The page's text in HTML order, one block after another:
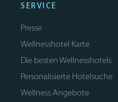
SERVICE
Presse
Wellnesshotel Karte
Die besten Wellnesshotels
Personalisierte Hotelsuche
Wellness Angebote